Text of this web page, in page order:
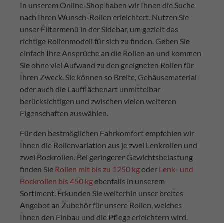
In unserem Online-Shop haben wir Ihnen die Suche
nach Ihren Wunsch-Rollen erleichtert. Nutzen Sie
unser Filtermenü in der Sidebar, um gezielt das
richtige Rollenmodell für sich zu finden. Geben Sie
einfach Ihre Ansprüche an die Rollen an und kommen
Sie ohne viel Aufwand zu den geeigneten Rollen für
Ihren Zweck. Sie können so Breite, Gehäusematerial
oder auch die Laufflächenart unmittelbar
berücksichtigen und zwischen vielen weiteren
Eigenschaften auswählen.
Für den bestmöglichen Fahrkomfort empfehlen wir
Ihnen die Rollenvariation aus je zwei Lenkrollen und
zwei Bockrollen. Bei geringerer Gewichtsbelastung
finden Sie Rollen mit bis zu 1250 kgoder Lenk- und
Bockrollen bis 450 kgebenfalls in unserem
Sortiment. Erkunden Sie weiterhin unser breites
Angebot an Zubehör für unsere Rollen, welches
Ihnen den Einbau und die Pflege erleichtern wird.